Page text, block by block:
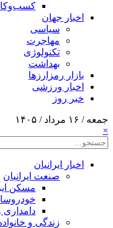
کسب‌وکار
اخبار جهان
سیاسی
مهاجرت
تکنولوژی
بهداشت
بازار رمزارزها
اخبار ورزشی
خبر روز
جمعه / ۱۶ مرداد / ۱۴۰۵
×
اخبار ایرانیان
صنعت ایرانیان
مسکن
دامداری
زندگی و